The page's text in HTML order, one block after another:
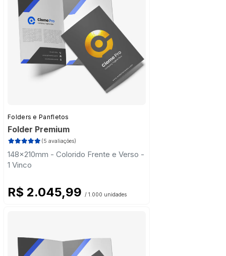
Folders e Panfletos
Folder Premium
(5 avaliações)
148x210mm - Colorido Frente e Verso -
1 Vinco
R$ 2.045,99 / 1.000 unidades